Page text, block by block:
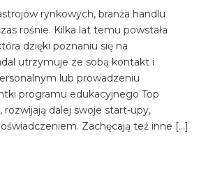
rynkowych, branża handlu
rośnie. Kilka lat temu powstała
dzięki poznaniu się na
utrzymuje ze sobą kontakt i
lub prowadzeniu
programu edukacyjnego Top
dalej swoje start-upy,
Zachęcają też inne […]